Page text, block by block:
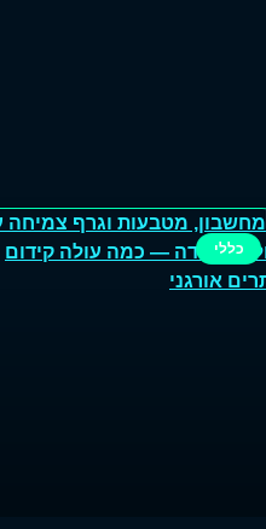
כללי